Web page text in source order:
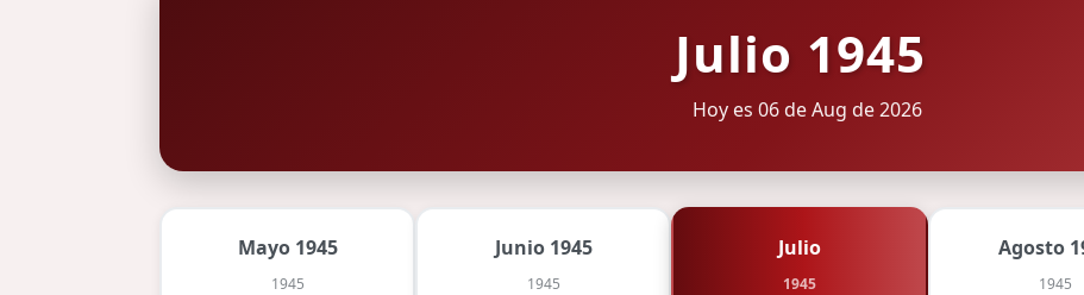
Julio 1945
Hoy es 06 de Aug de 2026
Mayo 1945
1945
Junio 1945
1945
Julio
1945
Agosto
1945